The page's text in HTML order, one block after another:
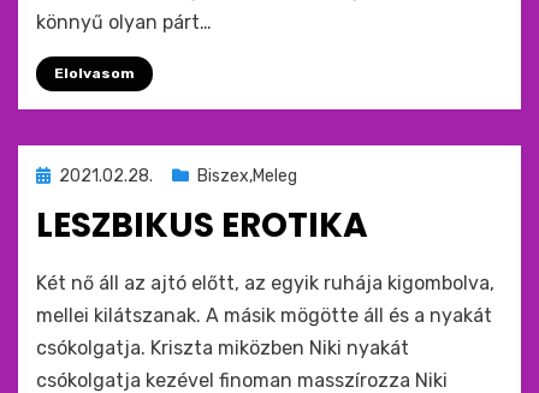
könnyű olyan párt…
Elolvasom
Beküldve
2021.02.28. Biszex,Meleg
LESZBIKUS EROTIKA
by monkey
Két nő áll az ajtó előtt, az egyik ruhája kigombolva,
mellei kilátszanak. A másik mögötte áll és a nyakát
csókolgatja. Kriszta miközben Niki nyakát
csókolgatja kezével finoman masszírozza Niki